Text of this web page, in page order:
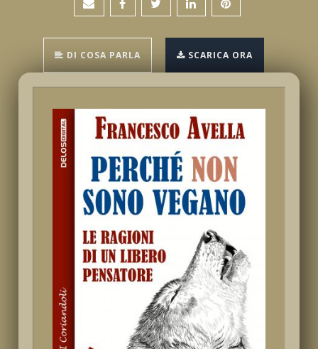
DI COSA PARLA SCARICA ORA